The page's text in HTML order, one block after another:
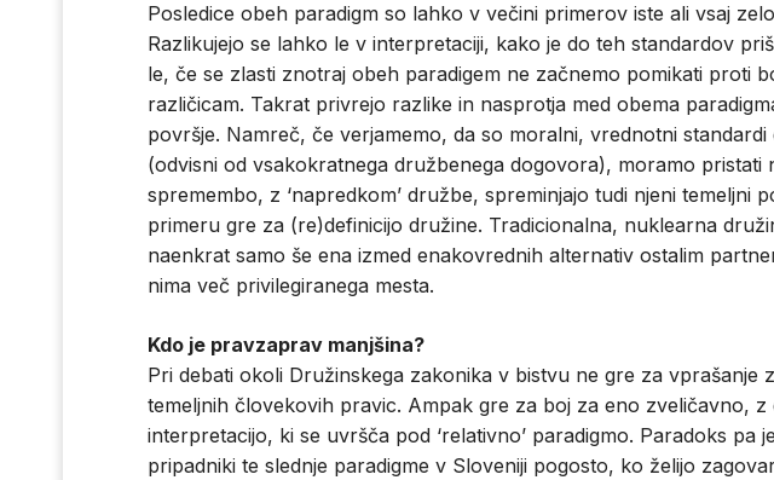
Posledice obeh paradigm so lahko v večini primerov iste ali vsaj
Razlikujejo se lahko le v interpretaciji, kako je do teh standardov
le, če se zlasti znotraj obeh paradigem ne začnemo pomikati proti
različicam. Takrat privrejo razlike in nasprotja med obema
površje. Namreč, če verjamemo, da so moralni, vrednotni
(odvisni od vsakokratnega družbenega dogovora), moramo pristati
spremembo, z ‘napredkom’ družbe, spreminjajo tudi njeni temeljni
primeru gre za (re)definicijo družine. Tradicionalna, nuklearna
naenkrat samo še ena izmed enakovrednih alternativ ostalim
nima več privilegiranega mesta.
Kdo je pravzaprav manjšina?
Pri debati okoli Družinskega zakonika v bistvu ne gre za vprašanje
temeljnih človekovih pravic. Ampak gre za boj za eno zveličavno,
interpretacijo, ki se uvršča pod ‘relativno’ paradigmo. Paradoks pa
pripadniki te slednje paradigme v Sloveniji pogosto, ko želijo